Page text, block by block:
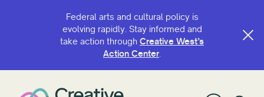
Federal arts and cultural policy is
evolving rapidly. Stay informed and
take action through Creative West’s
Action Center.